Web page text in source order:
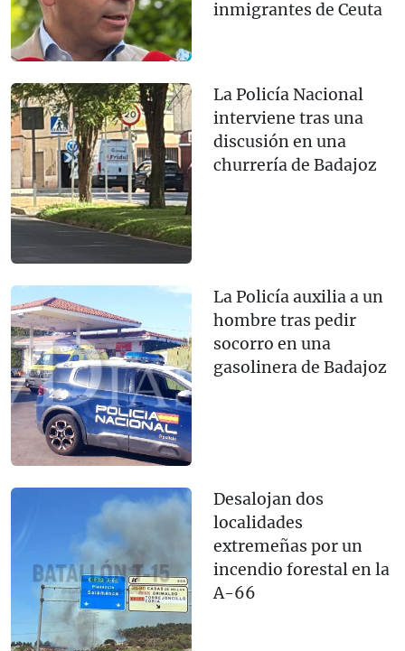
inmigrantes de Ceuta
La Policía Nacional
interviene tras una
discusión en una
churrería de Badajoz
La Policía auxilia a un
hombre tras pedir
socorro en una
gasolinera de Badajoz
Desalojan dos
localidades
extremeñas por un
incendio forestal en la
A-66